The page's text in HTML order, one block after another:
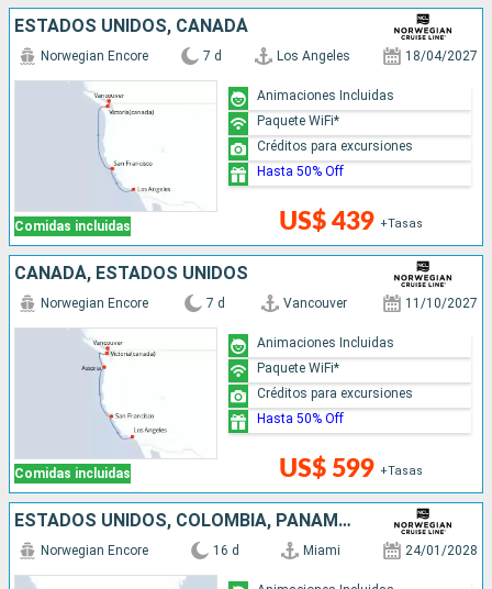
ESTADOS UNIDOS, CANADÁ
Comidas incluidas
Norwegian Encore 7 d Los Angeles 18/04/2027
US$ 439 +Tasas
Animaciones Incluidas
Paquete WiFi*
Créditos para excursiones
Hasta 50% Off
CANADÁ, ESTADOS UNIDOS
Comidas incluidas
Norwegian Encore 7 d Vancouver 11/10/2027
US$ 599 +Tasas
Animaciones Incluidas
Paquete WiFi*
Créditos para excursiones
Hasta 50% Off
ESTADOS UNIDOS, COLOMBIA, PANAMÁ, PUERTO RICO, GUATEMALA, MÉXICO
Norwegian Encore 16 d Miami 24/01/2028